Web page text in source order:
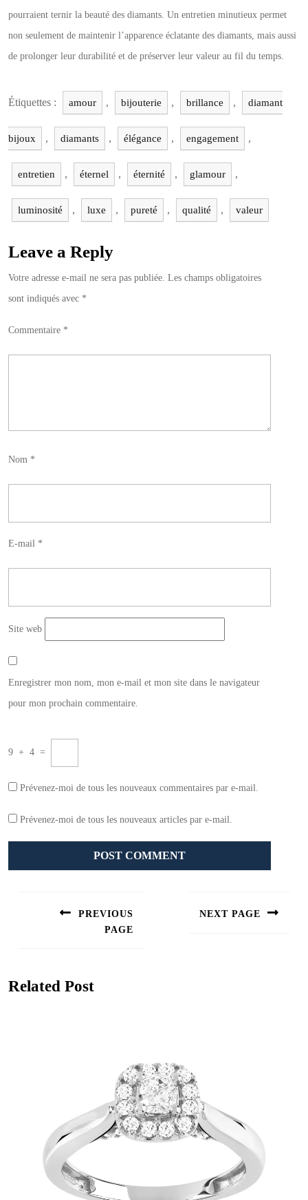
pourraient ternir la beauté des diamants. Un entretien minutieux permet
non seulement de maintenir l’apparence éclatante des diamants, mais aussi
de prolonger leur durabilité et de préserver leur valeur au fil du temps.
Étiquettes : amour , bijouterie , brillance , diamant
bijoux , diamants , élégance , engagement ,
entretien , éternel , éternité , glamour ,
luminosité , luxe , pureté , qualité , valeur
Leave a Reply
Votre adresse e-mail ne sera pas publiée. Les champs obligatoires
sont indiqués avec *
Commentaire *
Nom *
E-mail *
Site web
Enregistrer mon nom, mon e-mail et mon site dans le navigateur
pour mon prochain commentaire.
9 + 4 =
Prévenez-moi de tous les nouveaux commentaires par e-mail.
Prévenez-moi de tous les nouveaux articles par e-mail.
PREVIOUS
PAGE
NEXT PAGE
Related Post